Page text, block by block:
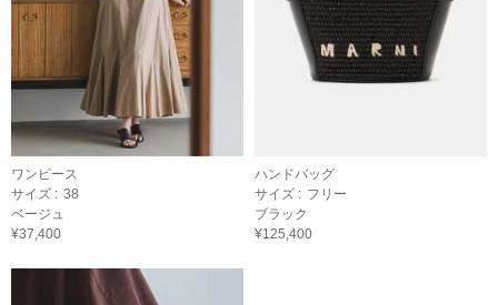
ワンピース
サイズ : 38
ベージュ
¥37,400
ハンドバッグ
サイズ : フリー
ブラック
¥125,400